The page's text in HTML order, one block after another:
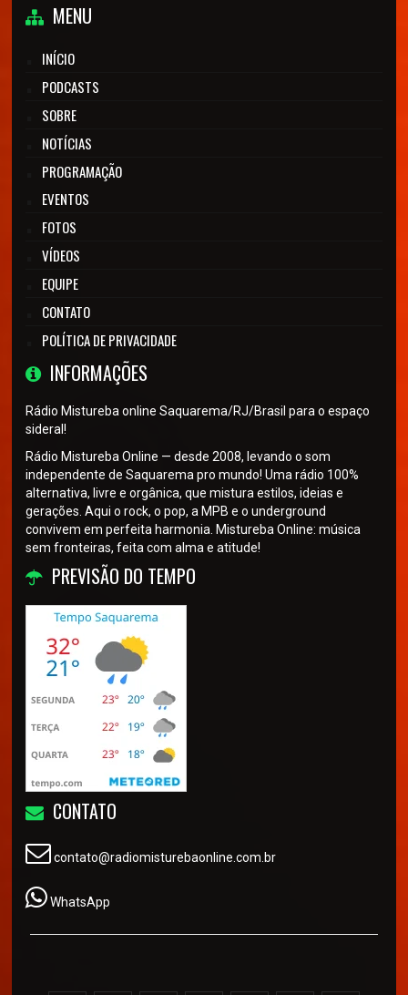
MENU
INÍCIO
PODCASTS
SOBRE
NOTÍCIAS
PROGRAMAÇÃO
EVENTOS
FOTOS
VÍDEOS
EQUIPE
CONTATO
POLÍTICA DE PRIVACIDADE
INFORMAÇÕES
Rádio Mistureba online Saquarema/RJ/Brasil para o espaço
sideral!
Rádio Mistureba Online — desde 2008, levando o som
independente de Saquarema pro mundo! Uma rádio 100%
alternativa, livre e orgânica, que mistura estilos, ideias e
gerações. Aqui o rock, o pop, a MPB e o underground
convivem em perfeita harmonia. Mistureba Online: música
sem fronteiras, feita com alma e atitude!
PREVISÃO DO TEMPO
CONTATO
contato@radiomisturebaonline.com.br
WhatsApp